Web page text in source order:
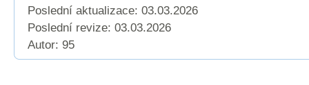
Poslední aktualizace: 03.03.2026
Poslední revize: 03.03.2026
Autor: 95